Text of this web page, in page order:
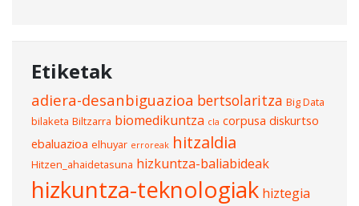
Etiketak
adiera-desanbiguazioa bertsolaritza Big Data
bilaketa Biltzarra biomedikuntza cla corpusa diskurtso
ebaluazioa elhuyar erroreak hitzaldia
Hitzen_ahaidetasuna hizkuntza-baliabideak
hizkuntza-teknologiak hiztegia